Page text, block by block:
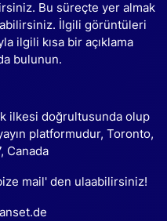
Bu süreçte yer almak
İlgili görüntüleri
ilgili kısa bir açıklama
bulunun.
ilkesi doğrultusunda olup
platformudur, Toronto,
Canada
mail' den ulaabilirsiniz!